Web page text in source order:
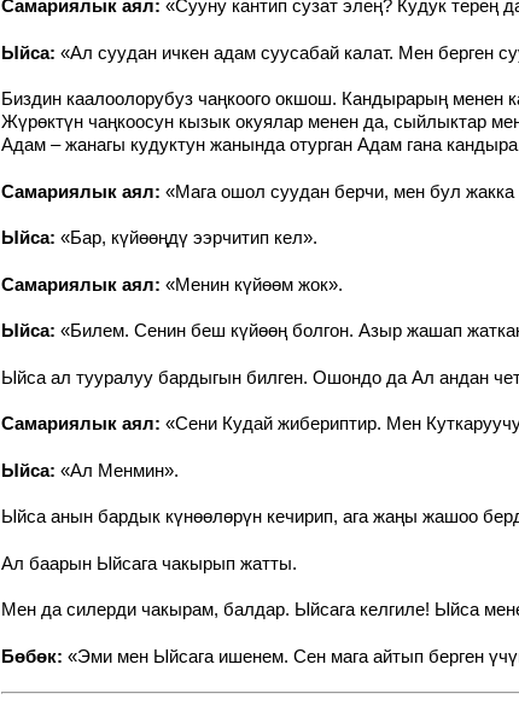
Самариялык аял: «Сууну кантип сузат элең? Кудук терең
Ыйса: «Ал суудан ичкен адам суусабай калат. Мен берген
Биздин каалоолорубуз чаңкоого окшош. Кандырарың менен
Жүрөктүн чаңкоосун кызык окуялар менен да, сыйлыктар
Адам – жанагы кудуктун жанында отурган Адам гана
Самариялык аял: «Мага ошол суудан берчи, мен бул жакка
Ыйса: «Бар, күйөөңдү ээрчитип кел».
Самариялык аял: «Менин күйөөм жок».
Ыйса: «Билем. Сенин беш күйөөң болгон. Азыр жашап
Ыйса ал тууралуу бардыгын билген. Ошондо да Ал андан
Самариялык аял: «Сени Кудай жибериптир. Мен
Ыйса: «Ал Менмин».
Ыйса анын бардык күнөөлөрүн кечирип, ага жаңы жашоо
Ал баарын Ыйсага чакырып жатты.
Мен да силерди чакырам, балдар. Ыйсага келгиле! Ыйса
Бөбөк: «Эми мен Ыйсага ишенем. Сен мага айтып берген